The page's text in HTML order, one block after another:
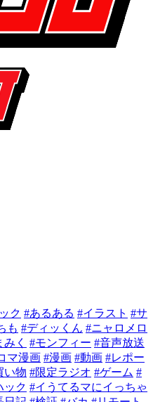
ク #あるある #イラスト #サ
も #ディッくん #ニャロメロ
く #モンフィー #音声放送
マ漫画 #漫画 #動画 #レポー
い物 #限定ラジオ #ゲーム #
ック #イうてるマにイっちゃ